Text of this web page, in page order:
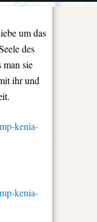
um das
des
man sie
ihr und